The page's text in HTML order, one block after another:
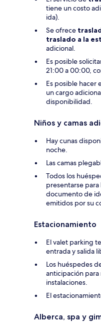
tiene un costo
ida).
Se ofrece
traslado a la
adicional.
Es posible
21:00 a 00:00,
Es posible hacer
un cargo
disponibilidad.
Niños y camas
Hay cunas
noche.
Las camas
Todos los
presentarse
documento de
emitidos por su
Estacionamiento
El valet parking
entrada y salida
Los huéspedes
anticipación para
instalaciones.
El
Alberca, spa y